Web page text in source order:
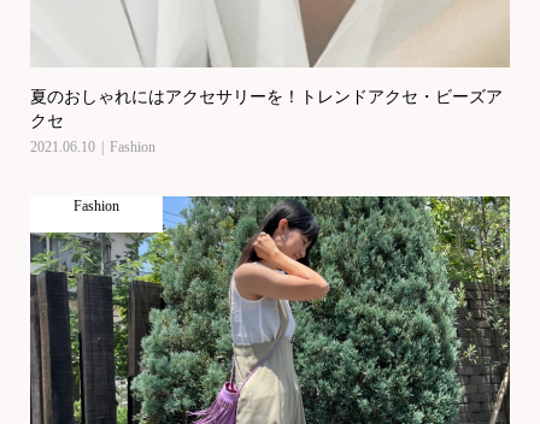
夏のおしゃれにはアクセサリーを！トレンドアクセ・ビーズア
クセ
2021.06.10 Fashion
Fashion